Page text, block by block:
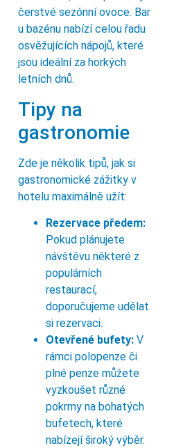
čerstvé sezónní ovoce. Bar
u bazénu nabízí celou řadu
osvěžujících nápojů, které
jsou ideální za horkých
letních dnů.
Tipy na
gastronomie
Zde je několik tipů, jak si
gastronomické zážitky v
hotelu maximálně užít:
Rezervace předem:
Pokud plánujete
návštěvu některé z
populárních
restaurací,
doporučujeme udělat
si rezervaci.
Otevřené bufety: V
rámci polopenze či
plné penze můžete
vyzkoušet různé
pokrmy na bohatých
bufetech, které
nabízejí široký výběr.